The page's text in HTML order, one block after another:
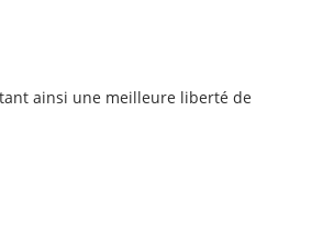
ainsi une meilleure liberté de